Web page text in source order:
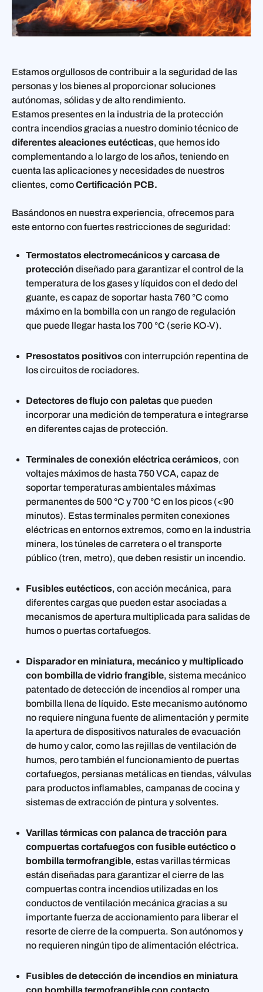
Estamos orgullosos de contribuir a la seguridad de las
personas y los bienes al proporcionar soluciones
autónomas, sólidas y de alto rendimiento.
Estamos presentes en la industria de la protección
contra incendios gracias a nuestro dominio técnico de
diferentes aleaciones eutécticas, que hemos ido
complementando a lo largo de los años, teniendo en
cuenta las aplicaciones y necesidades de nuestros
clientes, comoCertificación PCB.
Basándonos en nuestra experiencia, ofrecemos para
este entorno con fuertes restricciones de seguridad:
Termostatos electromecánicos y carcasa de
protección diseñado para garantizar el control de la
temperatura de los gases y líquidos con el dedo del
guante, es capaz de soportar hasta 760 °C como
máximo en la bombilla con un rango de regulación
que puede llegar hasta los 700 °C (serie KO-V).
Presostatos positivoscon interrupción repentina de
los circuitos de rociadores.
Detectores de flujo con paletasque pueden
incorporar una medición de temperatura e integrarse
en diferentes cajas de protección.
Terminales de conexión eléctrica cerámicos, con
voltajes máximos de hasta 750 VCA, capaz de
soportar temperaturas ambientales máximas
permanentes de 500 °C y 700 °C en los picos (<90
minutos). Estas terminales permiten conexiones
eléctricas en entornos extremos, como en la industria
minera, los túneles de carretera o el transporte
público (tren, metro), que deben resistir un incendio.
Fusibles eutécticos, con acción mecánica, para
diferentes cargas que pueden estar asociadas a
mecanismos de apertura multiplicada para salidas de
humos o puertas cortafuegos.
Disparador en miniatura, mecánico y multiplicado
con bombilla de vidrio frangible, sistema mecánico
patentado de detección de incendios al romper una
bombilla llena de líquido. Este mecanismo autónomo
no requiere ninguna fuente de alimentación y permite
la apertura de dispositivos naturales de evacuación
de humo y calor, como las rejillas de ventilación de
humos, pero también el funcionamiento de puertas
cortafuegos, persianas metálicas en tiendas, válvulas
para productos inflamables, campanas de cocina y
sistemas de extracción de pintura y solventes.
Varillas térmicas con palanca de tracción para
compuertas cortafuegos con fusible eutéctico o
bombilla termofrangible, estas varillas térmicas
están diseñadas para garantizar el cierre de las
compuertas contra incendios utilizadas en los
conductos de ventilación mecánica gracias a su
importante fuerza de accionamiento para liberar el
resorte de cierre de la compuerta. Son autónomos y
no requieren ningún tipo de alimentación eléctrica.
Fusibles de detección de incendios en miniatura
con bombilla termofrangible con contacto